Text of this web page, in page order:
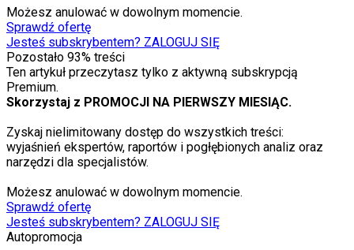
Możesz anulować w dowolnym momencie.
Sprawdź ofertę
Jesteś subskrybentem? ZALOGUJ SIĘ
Pozostało 93% treści
Ten artykuł przeczytasz tylko z aktywną subskrypcją
Premium.
Skorzystaj z PROMOCJI NA PIERWSZY MIESIĄC.
Zyskaj nielimitowany dostęp do wszystkich treści:
wyjaśnień ekspertów, raportów i pogłębionych analiz oraz
narzędzi dla specjalistów.
Możesz anulować w dowolnym momencie.
Sprawdź ofertę
Jesteś subskrybentem? ZALOGUJ SIĘ
Autopromocja